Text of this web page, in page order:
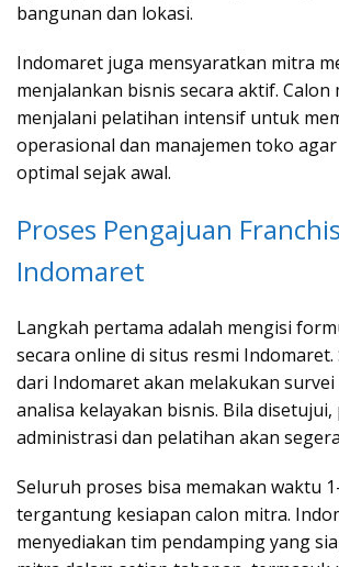
bangunan dan lokasi.
Indomaret juga mensyaratkan mitra
menjalankan bisnis secara aktif. Calon
menjalani pelatihan intensif untuk
operasional dan manajemen toko
optimal sejak awal.
Proses Pengajuan
Indomaret
Langkah pertama adalah mengisi
secara online di situs resmi
dari Indomaret akan melakukan survei
analisa kelayakan bisnis. Bila disetujui,
administrasi dan pelatihan akan
Seluruh proses bisa memakan waktu
tergantung kesiapan calon mitra.
menyediakan tim pendamping yang